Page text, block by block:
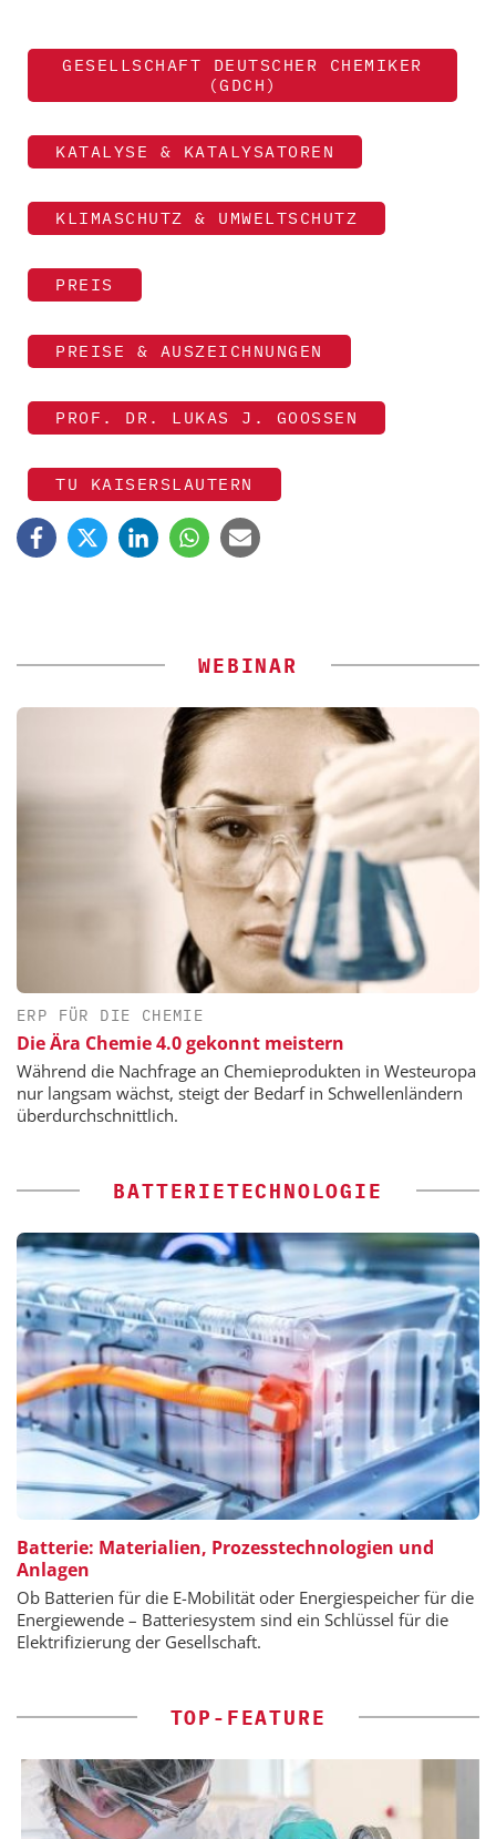
GESELLSCHAFT DEUTSCHER CHEMIKER
(GDCH)
KATALYSE & KATALYSATOREN
KLIMASCHUTZ & UMWELTSCHUTZ
PREIS
PREISE & AUSZEICHNUNGEN
PROF. DR. LUKAS J. GOOSSEN
TU KAISERSLAUTERN
WEBINAR
ERP FÜR DIE CHEMIE
Die Ära Chemie 4.0 gekonnt meistern
Während die Nachfrage an Chemieprodukten in Westeuropa
nur langsam wächst, steigt der Bedarf in Schwellenländern
überdurchschnittlich.
BATTERIETECHNOLOGIE
Batterie: Materialien, Prozesstechnologien und
Anlagen
Ob Batterien für die E-Mobilität oder Energiespeicher für die
Energiewende – Batteriesystem sind ein Schlüssel für die
Elektrifizierung der Gesellschaft.
TOP-FEATURE